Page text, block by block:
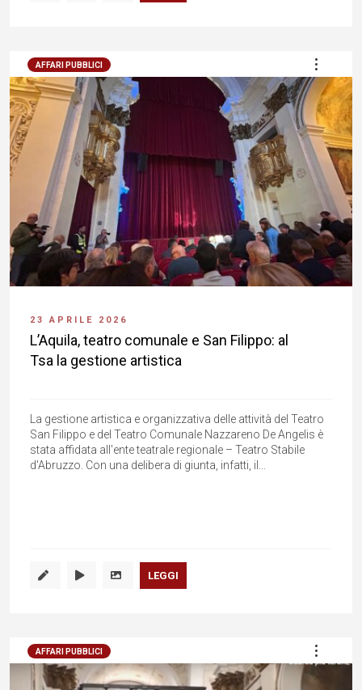
AFFARI PUBBLICI
23 APRILE 2026
L’Aquila, teatro comunale e San Filippo: al
Tsa la gestione artistica
La gestione artistica e organizzativa delle attività del Teatro
San Filippo e del Teatro Comunale Nazzareno De Angelis è
stata affidata all'ente teatrale regionale – Teatro Stabile
d'Abruzzo. Con una delibera di giunta, infatti, il...
LEGGI
AFFARI PUBBLICI